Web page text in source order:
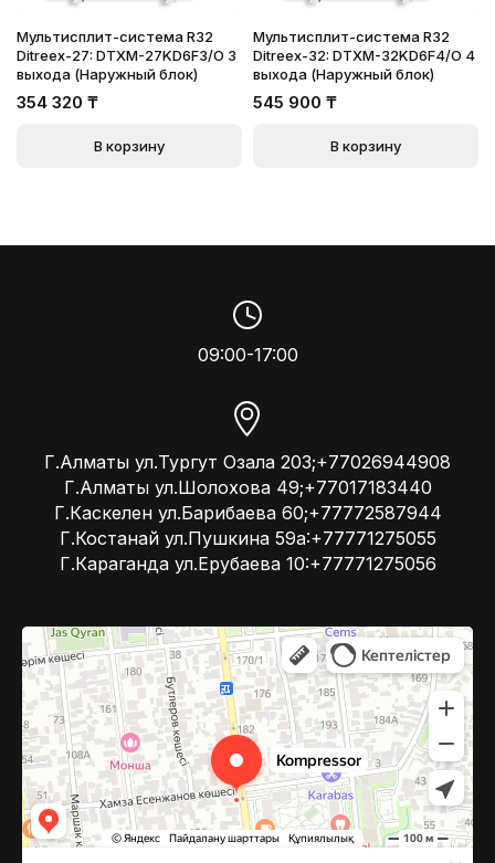
Мультисплит-система R32
Ditreex-27: DTXM-27KD6F3/O 3
выхода (Наружный блок)
354 320 ₸
В корзину
Мультисплит-система R32
Ditreex-32: DTXM-32KD6F4/O 4
выхода (Наружный блок)
545 900 ₸
В корзину
09:00-17:00
Г.Алматы ул.Тургут Озала 203;+77026944908
Г.Алматы ул.Шолохова 49;+77017183440
Г.Каскелен ул.Барибаева 60;+77772587944
Г.Костанай ул.Пушкина 59а:+77771275055
Г.Караганда ул.Ерубаева 10:+77771275056
Kompressor
Компрессоры и компрессорное оборудование в Алматы
Системы вентиляции в Алматы